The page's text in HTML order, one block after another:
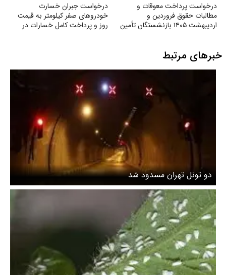
درخواست پرداخت معوقات و
مطالبات حقوق فروردین و
اردیبهشت ۱۴۰۵ بازنشستگان تأمین
درخواست جبران خسارت
خودروهای صفر کیلومتر به قیمت
روز و پرداخت کامل خسارات در
خبرهای مرتبط
دو تونل تهران مسدود شد